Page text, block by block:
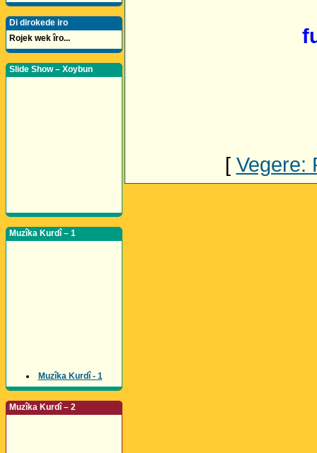
Di dirokede iro
Rojek wek îro...
Slide Show – Xoybun
Muzîka Kurdî – 1
Muzîka Kurdî - 1
Muzîka Kurdî – 2
[ Vegere: